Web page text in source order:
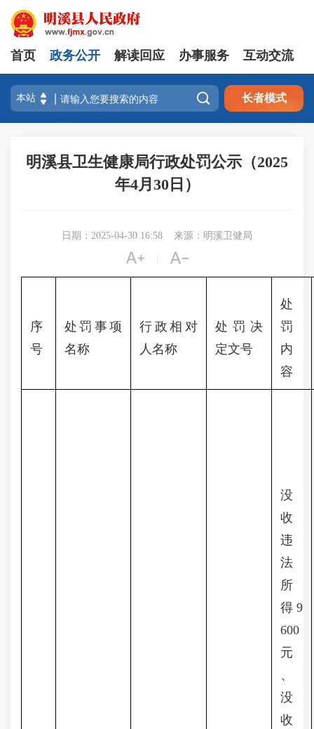
首页 政务公开 解读回应 办事服务 互动交流
 长者模式
明溪县卫生健康局行政处罚公示（2025
年4月30日）
日期：2025-04-30 16:58 来源：明溪卫健局
 
序
号
处罚事项
名称
行政相对
人名称
处罚决
定文号
处
罚
内
容
没
收
违
法
所
得9
600
元
、
没
收